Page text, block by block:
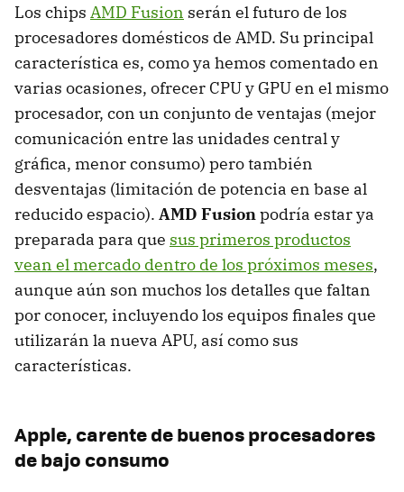
Los chips AMD Fusion serán el futuro de los
procesadores domésticos de AMD. Su principal
característica es, como ya hemos comentado en
varias ocasiones, ofrecer CPUy GPUen el mismo
procesador, con un conjunto de ventajas (mejor
comunicación entre las unidades central y
gráfica, menor consumo) pero también
desventajas (limitación de potencia en base al
reducido espacio). AMD Fusion podría estar ya
preparada para que sus primeros productos
vean el mercado dentro de los próximos meses,
aunque aún son muchos los detalles que faltan
por conocer, incluyendo los equipos finales que
utilizarán la nueva APU, así como sus
características.
Apple, carente de buenos procesadores
de bajo consumo